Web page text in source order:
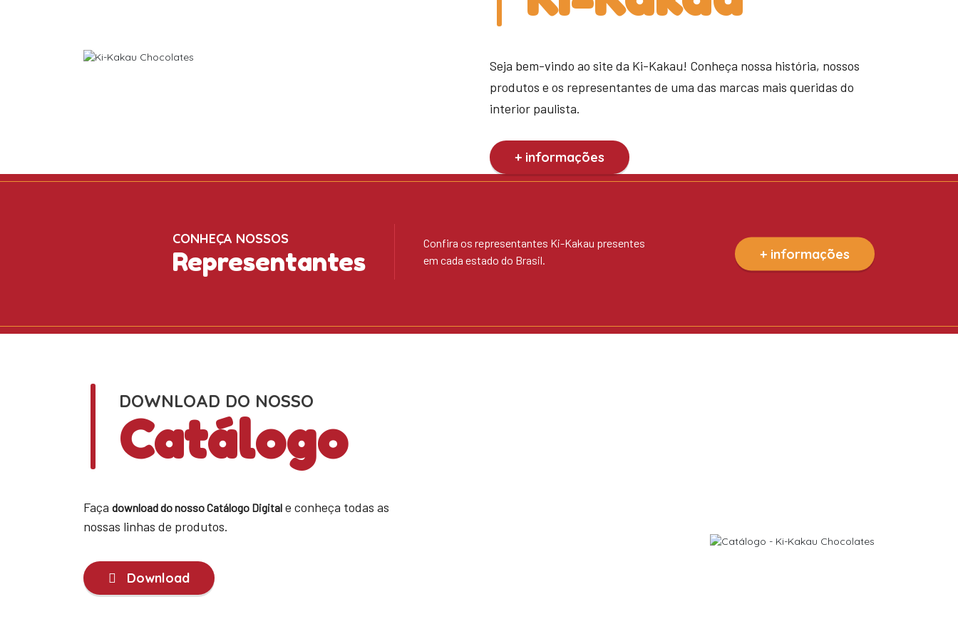
Seja bem-vindo ao site da Ki-Kakau! Conheça nossa história, nossos
produtos e os representantes de uma das marcas mais queridas do
interior paulista.
+ informações
CONHEÇA NOSSOS
Representantes
Confira os representantes Ki-Kakau presentes
em cada estado do Brasil.
+ informações
DOWNLOAD DO NOSSO
Catálogo
Faça download do nosso Catálogo Digital e conheça todas as
nossas linhas de produtos.
Download